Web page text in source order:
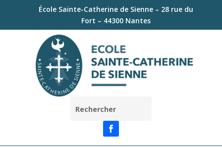
École Sainte-Catherine de Sienne – 28 rue du
Fort – 44300 Nantes